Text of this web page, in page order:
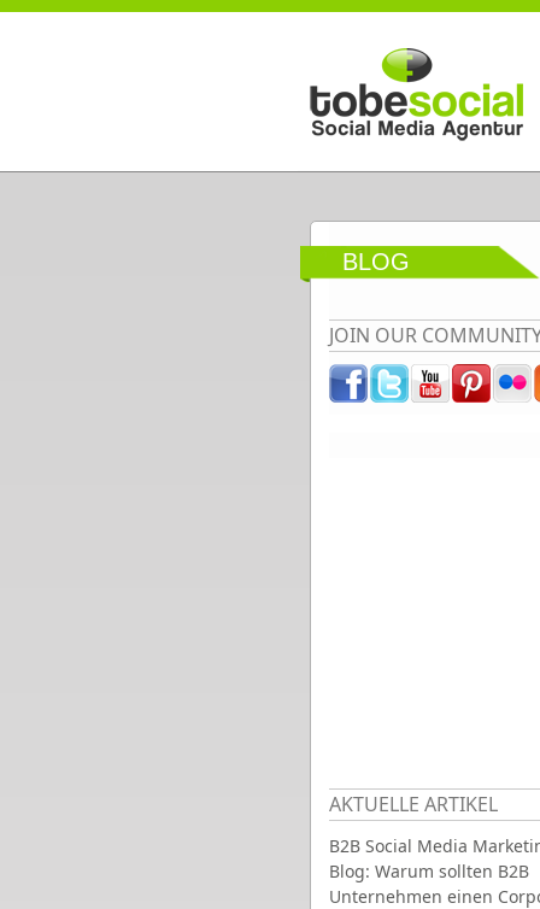
Direkt zum Inhalt
BLOG
JOIN OUR
AKTUELLE ARTIKEL
B2B Social Media
Blog: Warum sollten B2B
Unternehmen einen